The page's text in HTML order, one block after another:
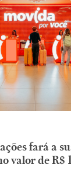
fará a
valor de R$